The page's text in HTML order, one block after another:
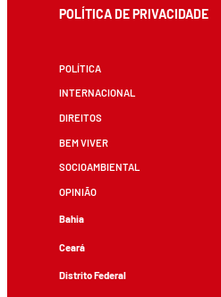
POLÍTICA DE PRIVACIDADE
POLÍTICA
INTERNACIONAL
DIREITOS
BEM VIVER
SOCIOAMBIENTAL
OPINIÃO
Bahia
Ceará
Distrito Federal